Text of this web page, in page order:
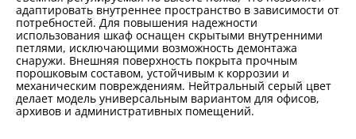
адаптировать внутреннее пространство в зависимости от
потребностей. Для повышения надежности
использования шкаф оснащен скрытыми внутренними
петлями, исключающими возможность демонтажа
снаружи. Внешняя поверхность покрыта прочным
порошковым составом, устойчивым к коррозии и
механическим повреждениям. Нейтральный серый цвет
делает модель универсальным вариантом для офисов,
архивов и административных помещений.